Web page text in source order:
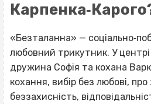
«Безталанна» —
любовний трикутник. У
дружина Софія та кохана
кохання, вибір без любові,
беззахисність,